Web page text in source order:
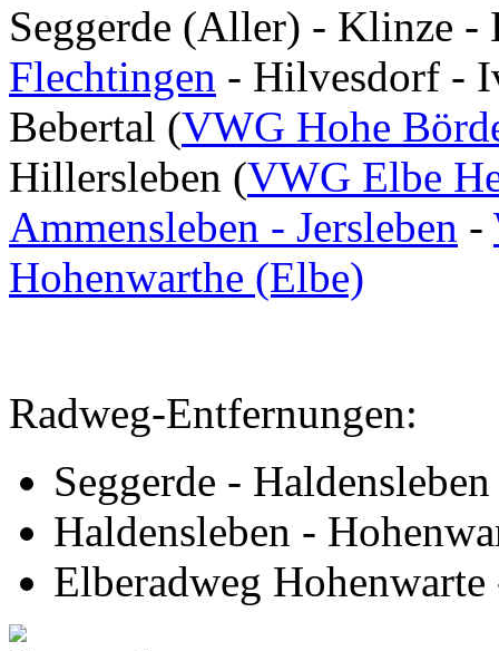
Seggerde (Aller) - Klinze
Flechtingen - Hilvesdorf -
Bebertal (VWG Hohe
Hillersleben (VWG Elbe
Ammensleben - Jersleben -
Hohenwarthe (Elbe)
Radweg-Entfernungen:
Seggerde -
Haldensleben -
Elberadweg